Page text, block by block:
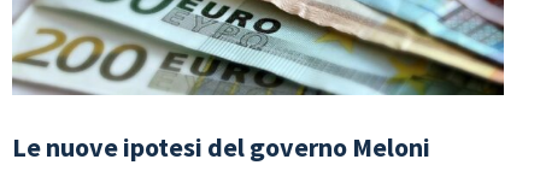
Le nuove ipotesi del governo Meloni